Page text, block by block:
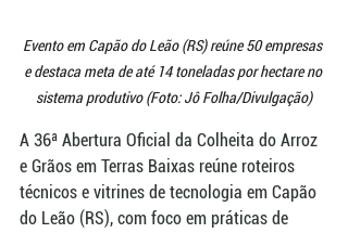
Evento em Capão do Leão (RS) reúne 50 empresas
e destaca meta de até 14 toneladas por hectare no
sistema produtivo (Foto: Jô Folha/Divulgação)
A 36ª Abertura Oficial da Colheita do Arroz
e Grãos em Terras Baixas reúne roteiros
técnicos e vitrines de tecnologia em Capão
do Leão (RS), com foco em práticas de